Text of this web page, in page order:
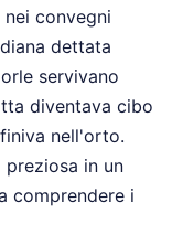
convegni
dettata
servivano
diventava cibo
nell'orto.
preziosa in un
comprendere i